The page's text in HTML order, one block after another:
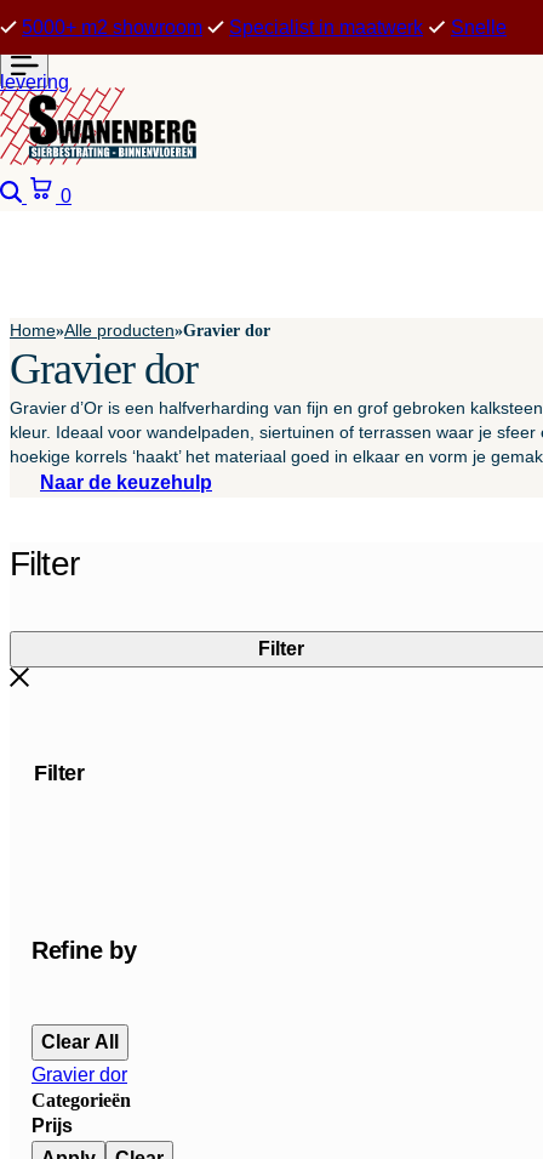
5000+ m2 showroom Specialist in maatwerk Snelle
levering
Zoeken
0
Home»Alle producten»Gravier dor
Gravier dor
Gravier d’Or is een halfverharding van fijn en grof gebroken
kleur. Ideaal voor wandelpaden, siertuinen of terrassen waar je
hoekige korrels ‘haakt’ het materiaal goed in elkaar en vorm je
Naar de keuzehulp
Filter
Filter
Filter
Refine by
Clear All
Gravier dor
Categorieën
Prijs